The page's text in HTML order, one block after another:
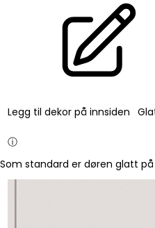
Legg til dekor på innsiden
ⓘ
Som standard er døren glatt